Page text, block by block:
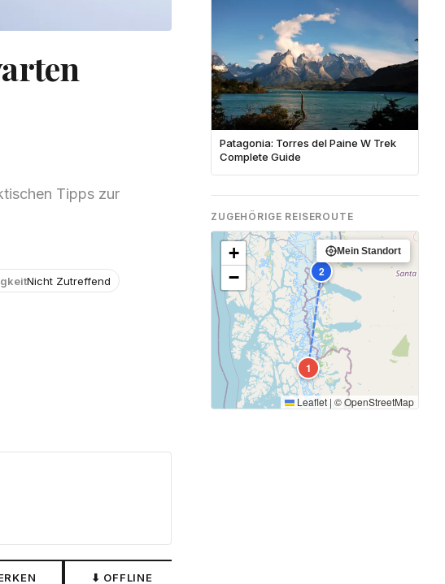
Tipps zur
Nicht Zutreffend
⬇ OFFLINE
Patagonia: Torres del Paine W Trek
Complete Guide
ZUGEHÖRIGE REISEROUTE
1
2
+
−
Mein Standort
Leaflet | ©OpenStreetMap